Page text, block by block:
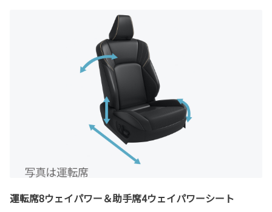
運転席8ウェイパワー＆助手席4ウェイパワーシート